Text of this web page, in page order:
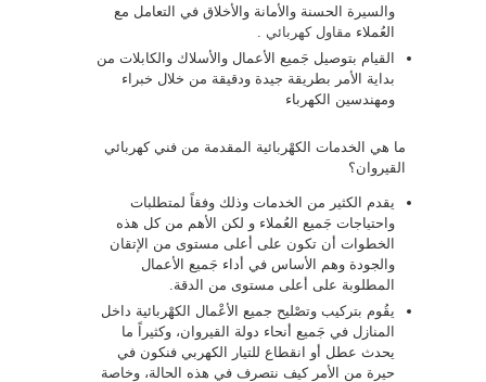
والسيرة الحسنة والأمانة والأخلاق في التعامل مع
العُملاء مقاول كهربائي
القيام بتوصيل جَميع الأعمال والأسلاك والكابلات من
بداية الأمر بطريقة جيدة ودقيقة من خلال خبراء
ومهندسين الكهرباء
ما هي الخدمات الكهْربائية المقدمة من فني كهربائي
القيروان؟
يقدم الكثير من الخدمات وذلك وفقاً لمتطلبات
واحتياجات جَميع العُملاء و لكن الأهم من كل هذه
الخطوات أن تكون على أعلى مستوى من الإتقان
والجودة وهم الأساس في أداء جَميع الأعمال
المطلوبة على أعلى مستوى من الدقة.
يقُوم بتركيب وتصْليح جميع الأعْمال الكهْربائية داخل
المنازل في جَميع أنحاء دولة القيروان، وكثيراً ما
يحدث عطل أو انقطاع للتيار الكهربي فنكون في
حيرة من الأمر كيف نتصرف في هذه الحالة، وخاصة